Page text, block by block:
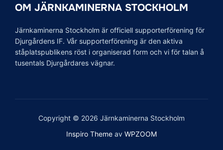
OM JÄRNKAMINERNA STOCKHOLM
Järnkaminerna Stockholm är officiell supporterförening för
Djurgårdens IF. Vår supporterförening är den aktiva
ståplatspublikens röst i organiserad form och vi för talan å
tusentals Djurgårdares vägnar.
Copyright © 2026 Järnkaminerna Stockholm
Inspiro Theme av WPZOOM